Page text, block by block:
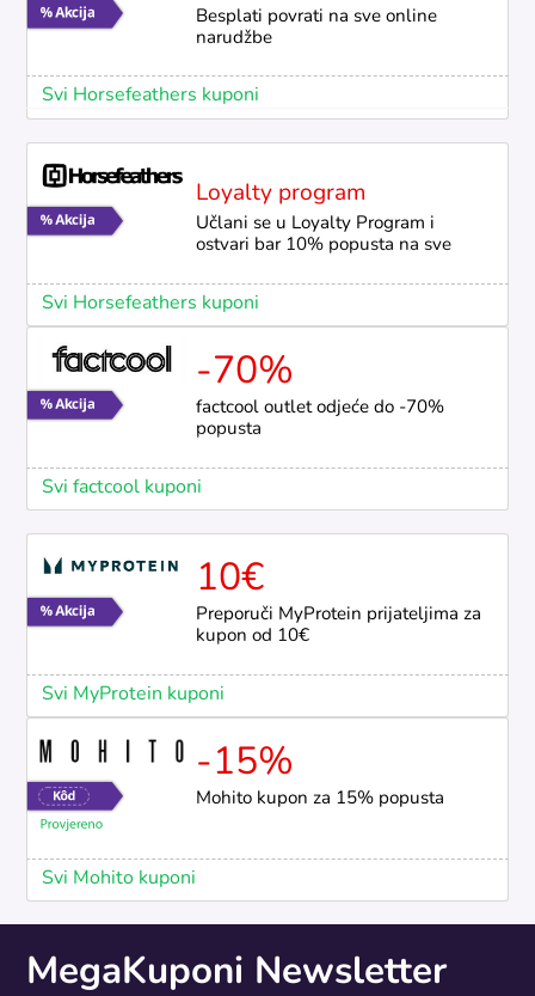
Besplati povrati na sve online
narudžbe
Svi Horsefeathers kuponi
Loyalty program
Učlani se u Loyalty Program i
ostvari bar 10% popusta na sve
Svi Horsefeathers kuponi
-70%
factcool outlet odjeće do -70%
popusta
Svi factcool kuponi
10€
Preporuči MyProtein prijateljima za
kupon od 10€
Svi MyProtein kuponi
-15%
Mohito kupon za 15% popusta
Svi Mohito kuponi
MegaKuponi Newsletter